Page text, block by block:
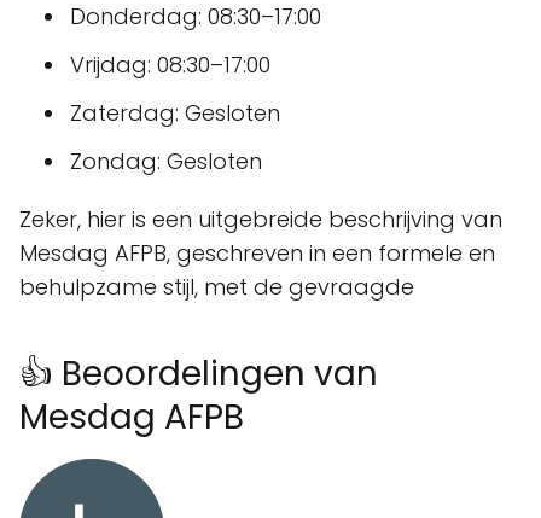
Donderdag: 08:30–17:00
Vrijdag: 08:30–17:00
Zaterdag: Gesloten
Zondag: Gesloten
Zeker, hier is een uitgebreide beschrijving van
Mesdag AFPB, geschreven in een formele en
behulpzame stijl, met de gevraagde
👍 Beoordelingen van
Mesdag AFPB